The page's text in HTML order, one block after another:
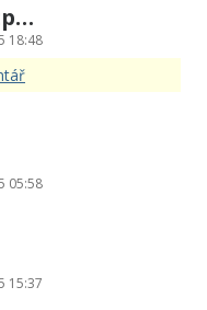
Petr Dvořák-obrazprovas.cz
18:48
05:58
15:37